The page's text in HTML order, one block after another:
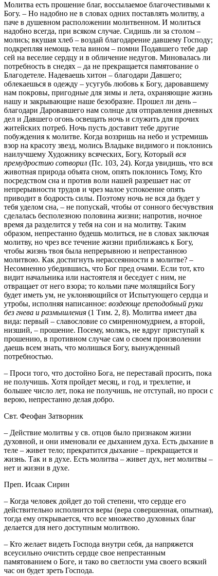
Молитва есть прошение благ, воссылаемое благочестивыми к
Богу. – Но надобно не в словах одних поставлять молитву, а
паче в душевном расположении молитвенном. И молиться
надобно всегда, при всяком случае. Сидишь ли за столом –
молись; вкушая хлеб – воздай благодарение давшему Господу;
подкрепляя немощь тела вином – помни Подавшего тебе дар
сей на веселие сердцу и в обличение недугов. Миновалась ли
потребность в снедях – да не прекращается памятование о
Благодетеле. Надеваешь хитон – благодари Давшего;
облекаешься в одежду – усугубь любовь к Богу, даровавшему
нам покровы, пригодные для зимы и лета, охраняющие жизнь
нашу и закрывающие наше безобразие. Прошел ли день –
благодари Даровавшего нам солнце для отправления дневных
дел и Давшего огонь освещать ночь и служить для прочих
житейских потреб. Ночь пусть доставит тебе другие
побуждения к молитве. Когда воззришь на небо и устремишь
взор на красоту звезд, молись Владыке видимого и поклонись
наилучшему Художнику всяческих, Богу, Который вся
премудростию сотворил (Пс. 103, 24). Когда увидишь, что вся
животная природа объята сном, опять поклонись Тому, Кто
посредством сна и против воли нашей разрешает нас от
непрерывности трудов и чрез малое успокоение опять
приводит в бодрость силы. Поэтому ночь не вся да будет у
тебя уделом сна, – не попускай, чтобы от сонного бесчувствия
сделалась бесполезною половина жизни; напротив, ночное
время да разделится у тебя на сон и на молитву. Таким
образом, непрестанно будешь молиться, не в словах заключая
молитву, но чрез все течение жизни приближаясь к Богу,
чтобы жизнь твоя была непрерывною и непрестанною
молитвою. Как достигнуть нерассеянности в молитве? –
Несомненно убедившись, что Бог пред очами. Если тот, кто
видит начальника или настоятеля и беседует с ним, не
отвращает от него взора; то кольми паче молящийся Богу
будет иметь ум, не уклоняющийся от Испытующего сердца и
утробы, исполняя написанное: воздеюще преподобный руки
без гнева и размышления (1 Тим. 2, 8). Молитва имеет два
вида: первый – славословие со смиренномудрием, а второй,
низший, – прошение. Посему, молясь, не вдруг приступай к
прошению, в противном случае сам о своем произволении
даешь всем знать, что молишься Богу, вынужденный
потребностью.
– Проси того, что достойно Бога, не переставай просить, пока
не получишь. Хотя пройдет месяц, и год, и трехлетие, и
большее число лет, пока не получишь, не отступай, но проси с
верою, непрестанно делая добро.
Свт. Феофан Затворник
– Действие молитвы у св. отцов было признаком жизни
духовной, и они именовали ее дыханием духа. Есть дыхание в
теле – живет тело; прекратится дыхание – прекращается и
жизнь. Так и в духе. Есть молитва – живет дух, нет молитвы –
нет и жизни в духе.
Преп. Исаак Сирин
– Когда человек дойдет до той степени, что сердце его
действительно исполнится веры (вера совершенная, опытная),
тогда ему открывается, что все множество духовных благ
делается для него доступным молитвою.
– Кто желает видеть Господа внутри себя, да напряжется
всеусильно очистить сердце свое непрестанным
памятованием о Боге, и тако во светлости ума своего всякий
час он будет зреть Господа.